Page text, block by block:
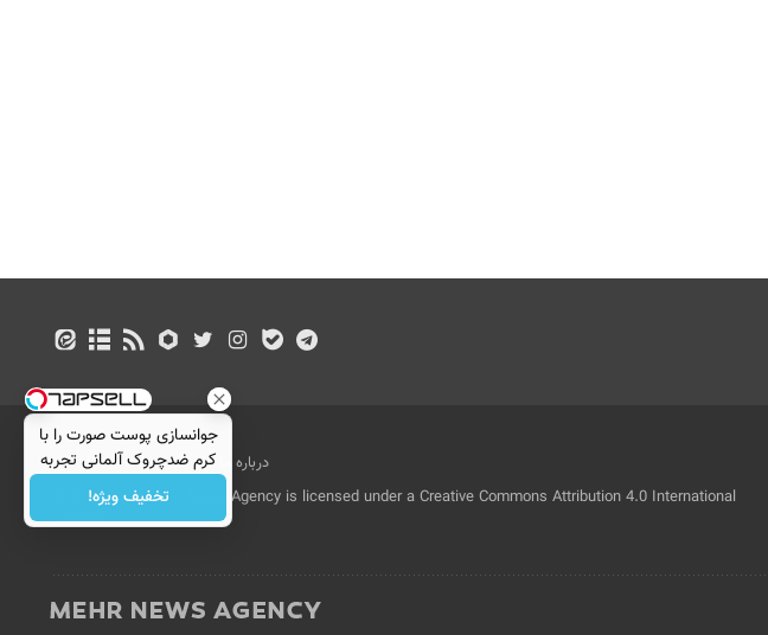
درباره ما تماس با ما
بازرگانی
All Content by Mehr News Agency is licensed under a Creative Commons Attribution 4.0 International
License.
جوانسازی پوست صورت را با
کرم ضدچروک آلمانی تجربه
کنید!
تخفیف ویژه!